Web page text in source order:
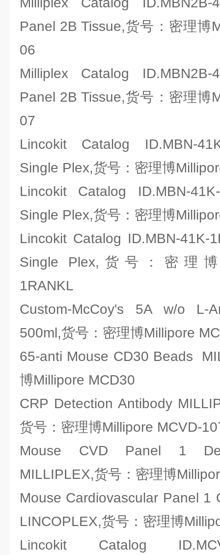
Panel 2B Tissue,货号：密理博
06
Milliplex Catalog ID.MBN2B-
Panel 2B Tissue,货号：密理博
07
Lincokit Catalog ID.MBN-
Single Plex,货号：密理博
Lincokit Catalog ID.MBN-
Single Plex,货号：密理博
Lincokit Catalog ID.MBN-41K-
Single Plex,货号：密理博
1RANKL
Custom-McCoy's 5A w/o L-
500ml,货号：密理博Millipore
65-anti Mouse CD30 Beads
博Millipore MCD30
CRP Detection Antibody
货号：密理博Millipore MCVD-
Mouse CVD Panel 1
MILLIPLEX,货号：密理博
Mouse Cardiovascular Panel 1
LINCOPLEX,货号：密理博
Lincokit Catalog